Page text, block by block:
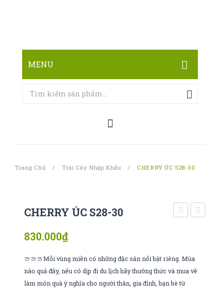
MENU
TRANG CHỦ
Trang Chủ / Trái Cây Nhập Khẩu / CHERRY ÚC S28-30
CHERRY ÚC S28-30
830.000₫
🍈🍈🍈Mỗi vùng miền có những đặc sản nổi bật riêng. Mùa
nào quả đấy, nếu có dịp đi du lịch hãy thưởng thức và mua về
làm món quà ý nghĩa cho người thân, gia đình, bạn bè từ